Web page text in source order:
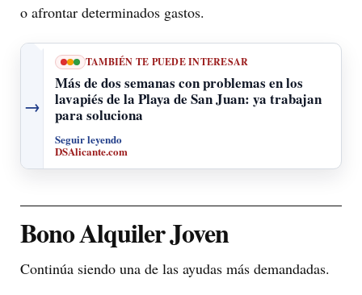
o afrontar determinados gastos.
→
TAMBIÉN TE PUEDE INTERESAR
Más de dos semanas con problemas en los
lavapiés de la Playa de San Juan: ya trabajan
para soluciona
Seguir leyendo
DSAlicante.com
Bono Alquiler Joven
Continúa siendo una de las ayudas más demandadas.